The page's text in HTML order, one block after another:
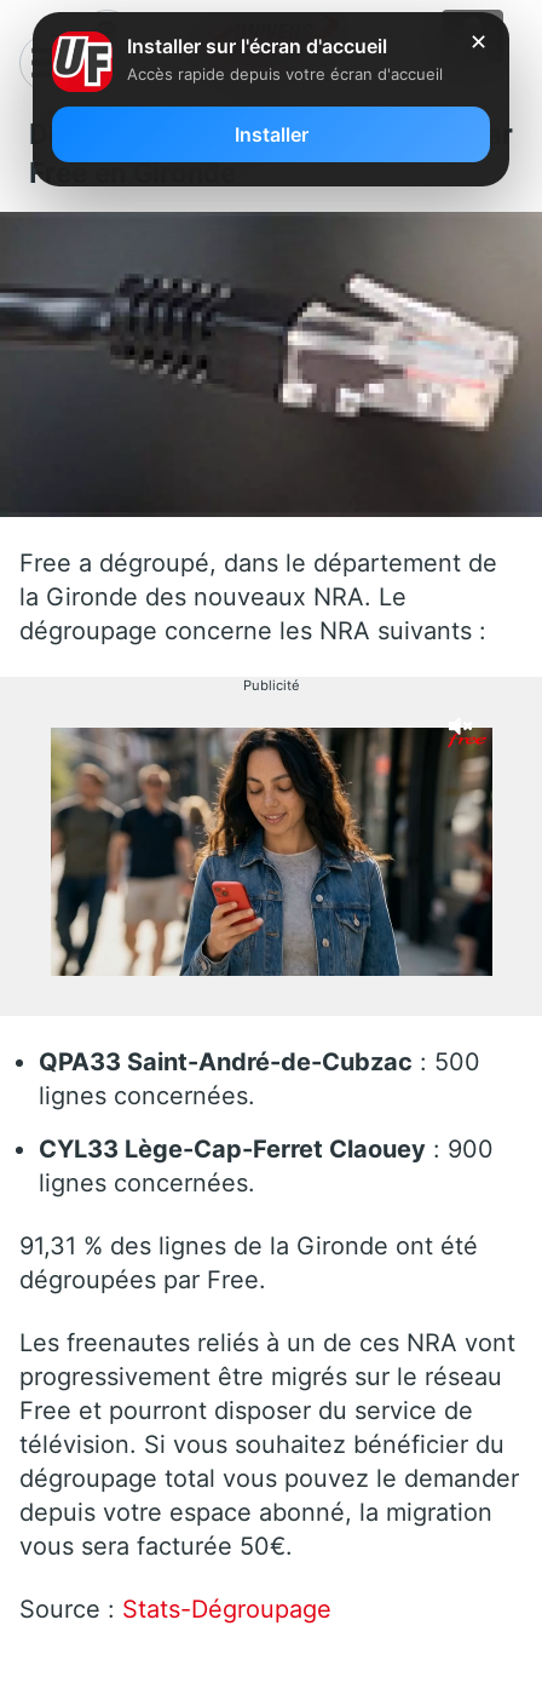
Deux nouveaux NRA dégroupés par
Free en Gironde
Free a dégroupé, dans le département de
la Gironde des nouveaux NRA. Le
dégroupage concerne les NRA suivants :
Publicité
QPA33 Saint-André-de-Cubzac : 500
lignes concernées.
CYL33 Lège-Cap-Ferret Claouey : 900
lignes concernées.
91,31 % des lignes de la Gironde ont été
dégroupées par Free.
Les freenautes reliés à un de ces NRA vont
progressivement être migrés sur le réseau
Free et pourront disposer du service de
télévision. Si vous souhaitez bénéficier du
dégroupage total vous pouvez le demander
depuis votre espace abonné, la migration
vous sera facturée 50€.
Source : Stats-Dégroupage
✕
Installer sur l'écran d'accueil
Accès rapide depuis votre écran d'accueil
Installer